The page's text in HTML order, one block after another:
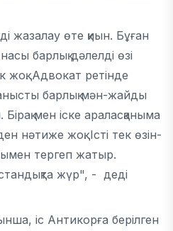
жазалау өте қиын. Бұған
барлық дәлелді өзі
жоқ. Адвокат ретінде
барлық мән-жайды
мен іске араласқаныма
нәтиже жоқ. Істі тек өзін-
тергеп жатыр.
жүр", - деді
іс Антикорға берілген